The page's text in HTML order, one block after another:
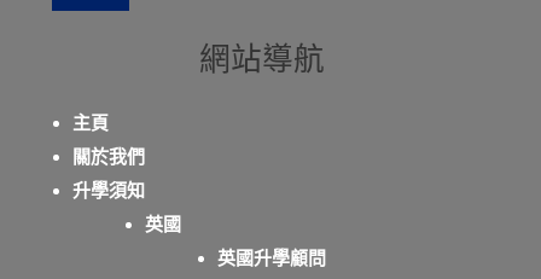
網站導航
主頁
關於我們
升學須知
英國
英國升學顧問